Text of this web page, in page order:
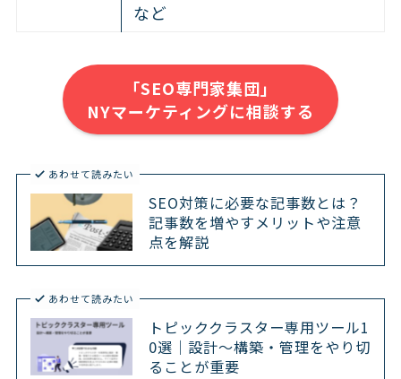
など
「SEO専門家集団」
NYマーケティングに相談する
あわせて読みたい
SEO対策に必要な記事数とは？
記事数を増やすメリットや注意
点を解説
あわせて読みたい
トピッククラスター専用ツール1
0選｜設計〜構築・管理をやり切
ることが重要